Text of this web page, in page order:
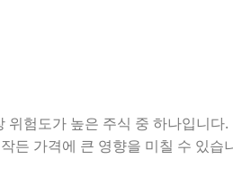
험도가 높은 주식 중 하나입니
든 가격에 큰 영향을 미칠 수 있습